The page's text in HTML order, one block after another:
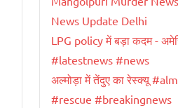
News Update Delhi
LPG policy में बड़ा कदम -
#latestnews #news
अल्मोड़ा में तेंदुए का रेस्क्यू
#rescue #breakingnews